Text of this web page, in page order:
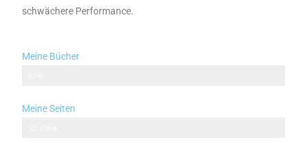
schwächere Performance.
Meine Bücher
Meine Seiten